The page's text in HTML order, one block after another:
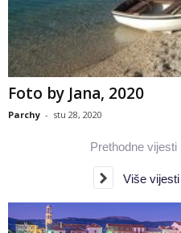
Foto by Jana, 2020
Parchy - stu 28, 2020
Prethodne vijesti
Više vijesti